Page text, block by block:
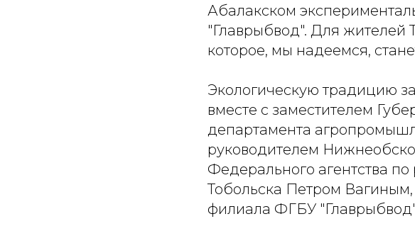
Абалакском
"Главрыбвод". Для жителей
которое, мы надеемся,
Экологическую традицию
вместе с заместителем
департамента
руководителем
Федерального агентства
Тобольска Петром
филиала ФГБУ